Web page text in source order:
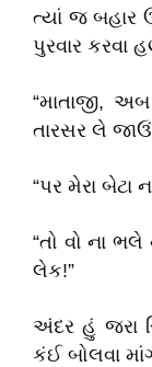
ત્યાં જ બહાર
પુરવાર કરવા
“માતાજી,
તારસર લે
“પર મેરા બેટા
“તો વો ના
લેક!”
અંદર હું જરા
કંઈ બોલવા